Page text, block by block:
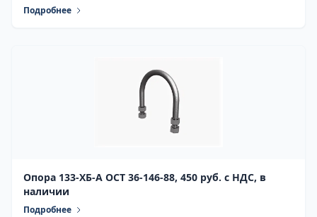
Подробнее
Опора 133-ХБ-А ОСТ 36-146-88, 450 руб. с НДС, в
наличии
Подробнее